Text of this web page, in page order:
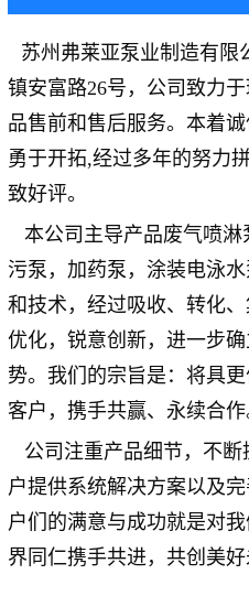
苏州弗莱亚泵业制造有限
镇安富路26号 ，公司致力
品售前和售后服务。本着
勇于开拓,经过多年的努力
致好评。
本公司主导产品废气喷淋
污泵，加药泵，涂装电泳
和技术，经过吸收、转化
优化，锐意创新，进一步
势。我们的宗旨是：将具
客户，携手共赢、永续合作
公司注重产品细节，不断
户提供系统解决方案以及完
户们的满意与成功就是对
界同仁携手共进，共创美好